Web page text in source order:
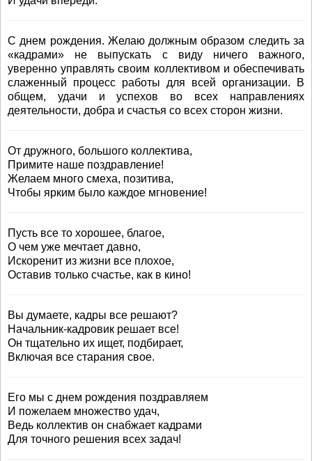
С днем рождения. Желаю должным образом следить за
«кадрами» не выпускать с виду ничего важного,
уверенно управлять своим коллективом и обеспечивать
слаженный процесс работы для всей организации. В
общем, удачи и успехов во всех направлениях
деятельности, добра и счастья со всех сторон жизни.
От дружного, большого коллектива,
Примите наше поздравление!
Желаем много смеха, позитива,
Чтобы ярким было каждое мгновение!
Пусть все то хорошее, благое,
О чем уже мечтает давно,
Искоренит из жизни все плохое,
Оставив только счастье, как в кино!
Вы думаете, кадры все решают?
Начальник-кадровик решает все!
Он тщательно их ищет, подбирает,
Включая все старания свое.
Его мы с днем рождения поздравляем
И пожелаем множество удач,
Ведь коллектив он снабжает кадрами
Для точного решения всех задач!